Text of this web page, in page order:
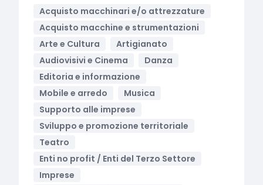
Acquisto macchinari e/o attrezzature
Acquisto macchine e strumentazioni
Arte e Cultura
Artigianato
Audiovisivi e Cinema
Danza
Editoria e informazione
Mobile e arredo
Musica
Supporto alle imprese
Sviluppo e promozione territoriale
Teatro
Enti no profit / Enti del Terzo Settore
Imprese